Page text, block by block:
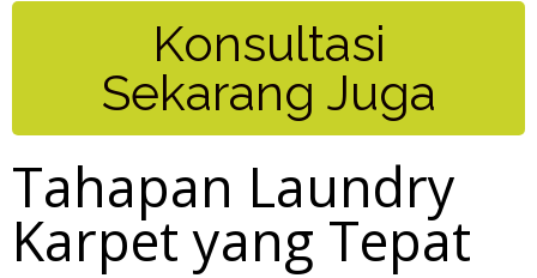
Konsultasi
Sekarang Juga
Tahapan Laundry
Karpet yang Tepat